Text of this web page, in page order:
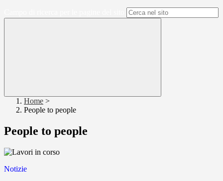
Home >
People to people
People to people
Notizie